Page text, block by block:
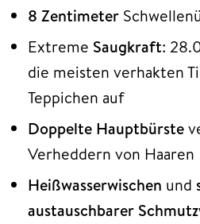
8 Zentimeter
Extreme Saugkraft:
die meisten verhakten
Teppichen auf
Doppelte Hauptbürste
Verheddern von Haaren
Heißwasserwischen und
austauschbarer